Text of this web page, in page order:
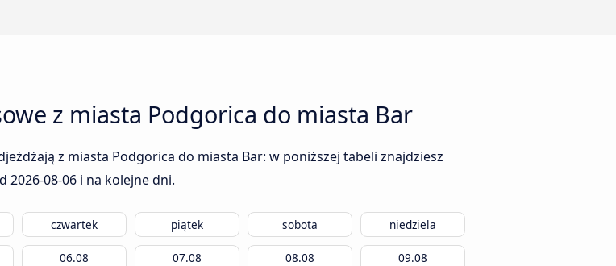
z miasta Podgorica do miasta Bar
z miasta Podgorica do miasta Bar: w poniższej tabeli znajdziesz
2026-08-06 i na kolejne dni.
czwartek piątek sobota niedziela
06.08 07.08 08.08 09.08